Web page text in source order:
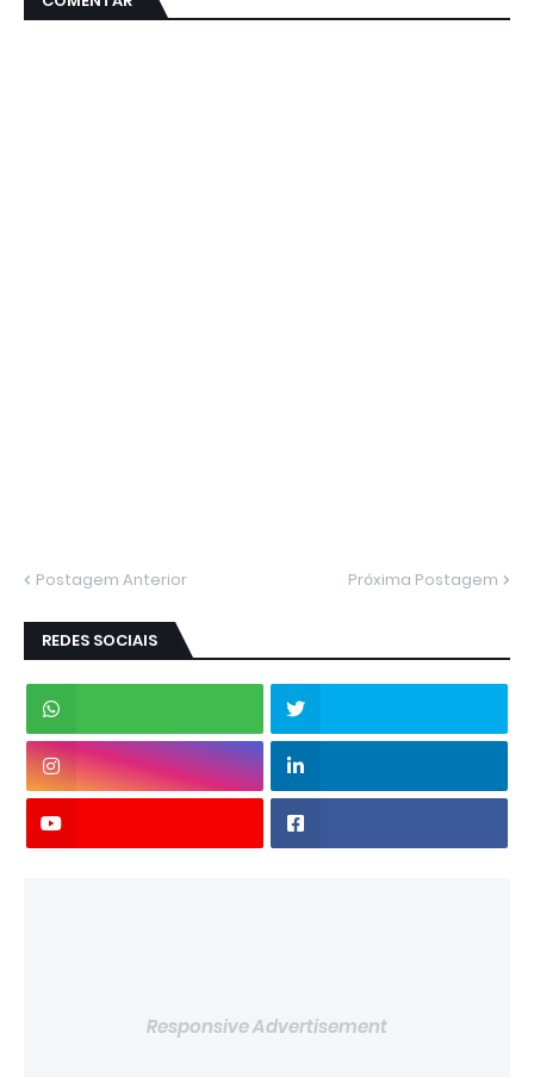
Postagem Anterior Próxima Postagem
REDES SOCIAIS
Responsive Advertisement